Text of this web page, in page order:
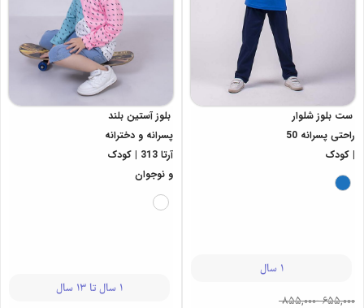
ست بلوز شلوار
راحتی پسرانه 50
| کودک
1 سال
655,000
-
855,000
بلوز آستین بلند
پسرانه و دخترانه
آرتا 313 | کودک
و نوجوان
1 سال تا 13 سال